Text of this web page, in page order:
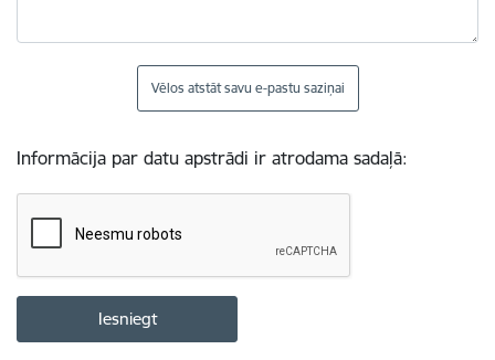
Vēlos atstāt savu e-pastu saziņai
Informācija par datu apstrādi ir atrodama sadaļā: